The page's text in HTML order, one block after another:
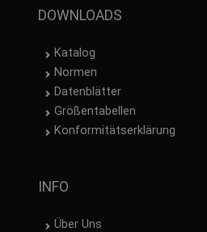
DOWNLOADS
Katalog
Normen
Datenblätter
Größentabellen
Konformitätserklärung
INFO
Über Uns